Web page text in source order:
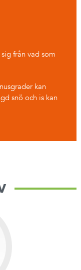
från vad som
kan
snö och is kan